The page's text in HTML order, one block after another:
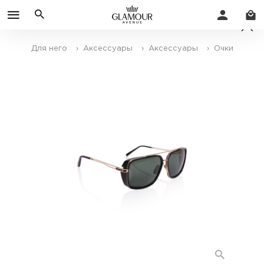
Для него › Аксессуары › Аксессуары › Очки